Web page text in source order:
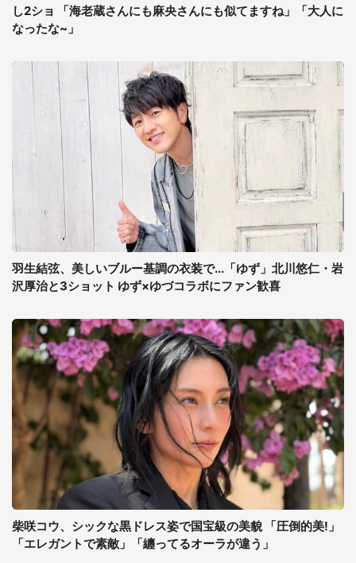
し2ショ 「海老蔵さんにも麻央さんにも似てますね」「大人に
なったな~」
羽生結弦、美しいブルー基調の衣装で...「ゆず」北川悠仁・岩
沢厚治と3ショット ゆず×ゆづコラボにファン歓喜
柴咲コウ、シックな黒ドレス姿で国宝級の美貌 「圧倒的美!」
「エレガントで素敵」「纏ってるオーラが違う」